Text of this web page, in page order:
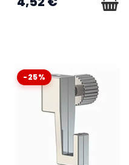
-25%